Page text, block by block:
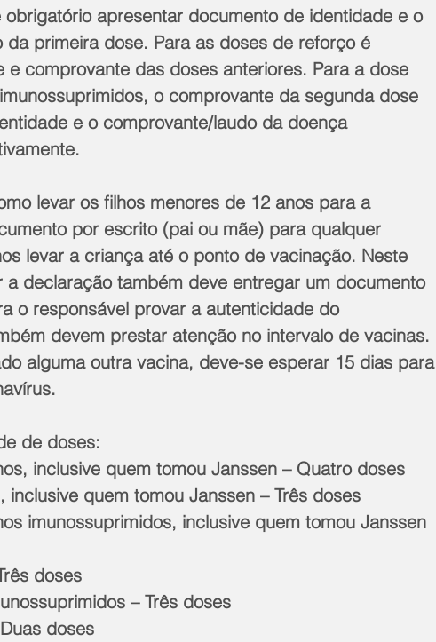
apresentar documento de identidade e o
primeira dose. Para as doses de reforço é
e comprovante das doses anteriores. Para a dose
o comprovante da segunda dose
e o comprovante/laudo da doença
levar os filhos menores de 12 anos para a
por escrito (pai ou mãe) para qualquer
levar a criança até o ponto de vacinação. Neste
a declaração também deve entregar um documento
o responsável provar a autenticidade do
devem prestar atenção no intervalo de vacinas.
alguma outra vacina, deve-se esperar 15 dias para
de doses:
inclusive quem tomou Janssen – Quatro doses
quem tomou Janssen – Três doses
imunossuprimidos, inclusive quem tomou Janssen
doses
– Três doses
doses